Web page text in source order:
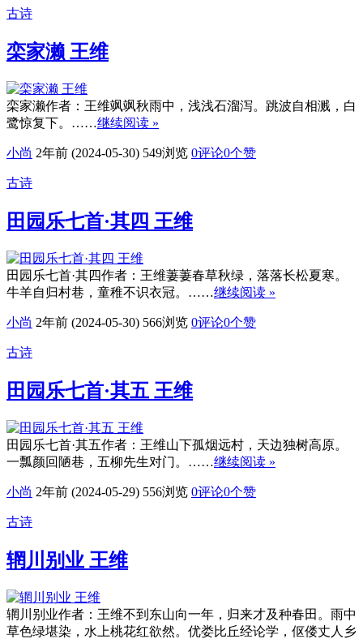
古诗
栾家濑 王维
栾家濑作者：王维飒飒秋雨中，浅浅石溜泻。跳波自相溅，白
鹭惊复下。……继续阅读 »
小尚 2年前 (2024-05-30) 549浏览 0评论0个赞
古诗
田园乐七首·其四 王维
田园乐七首·其四作者：王维萋萋春草秋绿，落落长松夏寒。
牛羊自归村巷，童稚不识衣冠。……继续阅读 »
小尚 2年前 (2024-05-30) 566浏览 0评论0个赞
古诗
田园乐七首·其五 王维
田园乐七首·其五作者：王维山下孤烟远村，天边独树高原。
一瓢颜回陋巷，五柳先生对门。……继续阅读 »
小尚 2年前 (2024-05-29) 556浏览 0评论0个赞
古诗
辋川别业 王维
辋川别业作者：王维不到东山向一年，归来才及种春田。雨中
草色绿堪染，水上桃花红欲然。优娄比丘经论学，伛偻丈人乡